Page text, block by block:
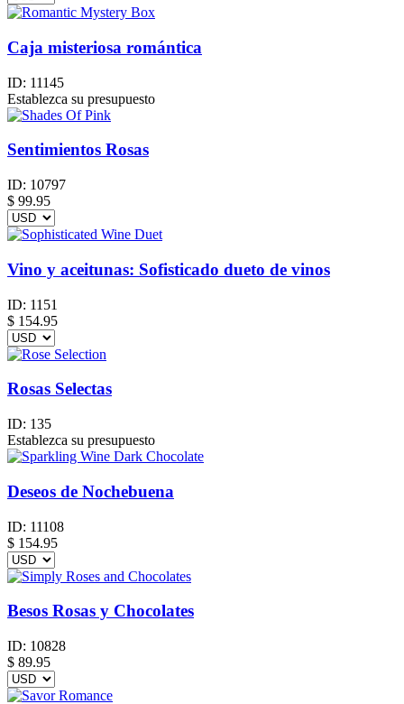
Caja misteriosa romántica
ID: 11145
Establezca su presupuesto
Sentimientos Rosas
ID: 10797
$ 99.95
Vino y aceitunas: Sofisticado dueto de vinos
ID: 1151
$ 154.95
Rosas Selectas
ID: 135
Establezca su presupuesto
Deseos de Nochebuena
ID: 11108
$ 154.95
Besos Rosas y Chocolates
ID: 10828
$ 89.95